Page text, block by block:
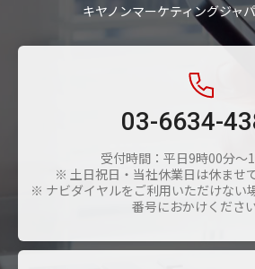
キヤノンマーケティングジャ
03-6634-
受付時間：平日9時00分～
※ 土日祝日・当社休業日は休ませ
※ ナビダイヤルをご利用いただけない
番号におかけください